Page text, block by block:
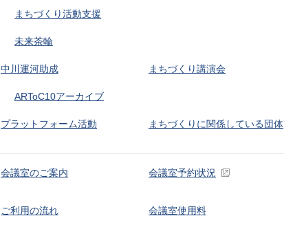
まちづくり活動支援
未来茶輪
中川運河助成
ARToC10アーカイブ
まちづくり講演会
プラットフォーム活動 まちづくりに関係している団体
会議室のご案内 会議室予約状況
ご利用の流れ 会議室使用料